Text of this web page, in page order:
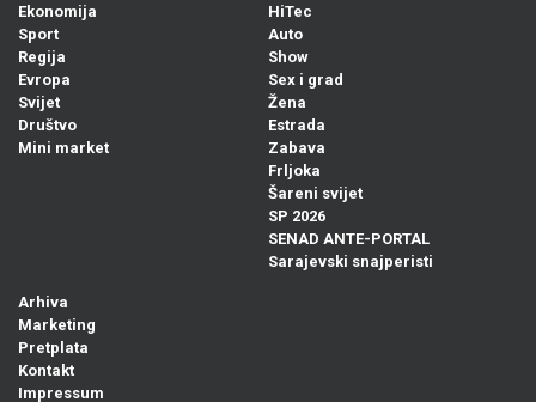
Ekonomija
Sport
Regija
Evropa
Svijet
Društvo
Mini market
HiTec
Auto
Show
Sex i grad
Žena
Estrada
Zabava
Frljoka
Šareni svijet
SP 2026
SENAD ANTE-PORTAL
Sarajevski snajperisti
Arhiva
Marketing
Pretplata
Kontakt
Impressum